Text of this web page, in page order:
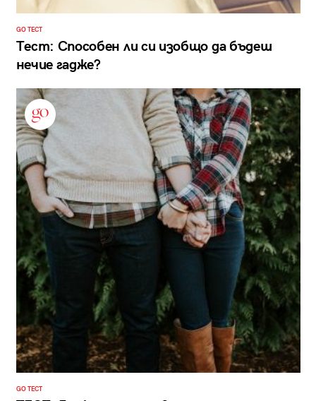
GO ТЕСТ
Тест: Способен ли си изобщо да бъдеш
нечие гадже?
GO ТЕСТ